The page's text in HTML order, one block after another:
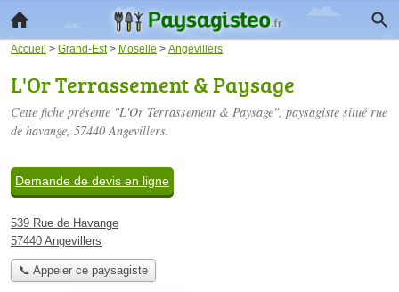
Accueil > Grand-Est> Moselle > Angevillers
L'Or Terrassement & Paysage
Cette fiche présente "L'Or Terrassement & Paysage", paysagiste situé rue
de havange, 57440 Angevillers.
Demande de devis en ligne
539 Rue de Havange
57440 Angevillers
📞 Appeler ce paysagiste